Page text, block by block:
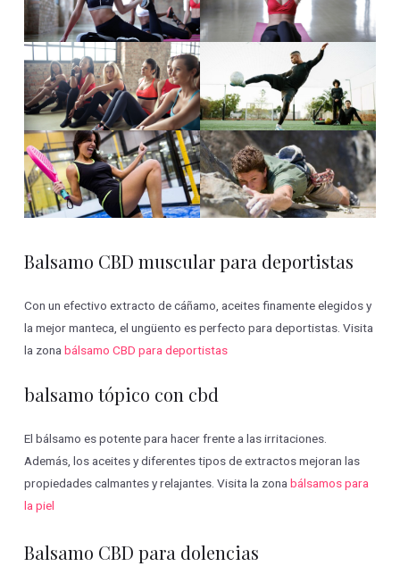
Balsamo CBD muscular para deportistas
Con un efectivo extracto de cáñamo, aceites finamente elegidos y
la mejor manteca, el ungüento es perfecto para deportistas. Visita
la zonabálsamo CBD para deportistas
balsamo tópico con cbd
El bálsamo es potente para hacer frente a las irritaciones.
Además, los aceites y diferentes tipos de extractos mejoran las
propiedades calmantes y relajantes. Visita la zonabálsamos para
la piel
Balsamo CBD para dolencias